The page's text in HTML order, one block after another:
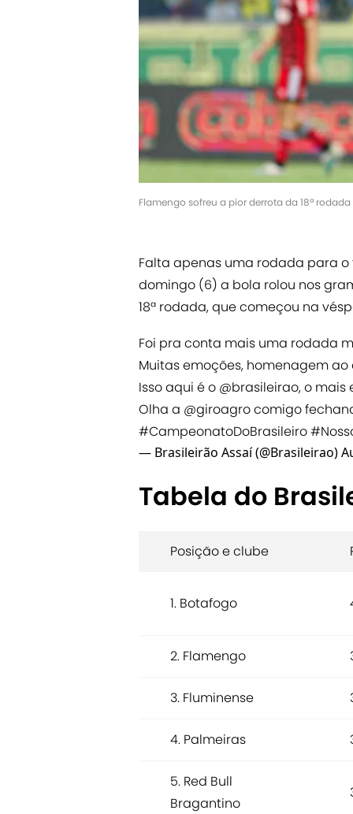
Flamengo sofreu a pior derrota da 18ª
Falta apenas uma rodada para o
domingo (6) a bola rolou nos
18ª rodada, que começou na
Foi pra conta mais uma rodada
Muitas emoções, homenagem
Isso aqui é o @brasileirao, o mais
Olha a @giroagrocomigo
#CampeonatoDoBrasileiro
— Brasileirão Assaí (@Brasileirao)
Tabela do
Posição e clube
1. Botafogo
2. Flamengo
3. Fluminense
4. Palmeiras
5. Red Bull
Bragantino